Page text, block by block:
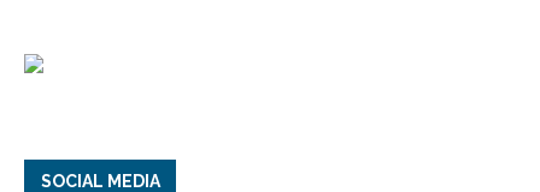
SOCIAL MEDIA